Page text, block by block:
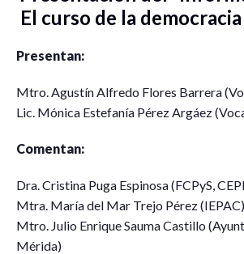
El curso de la
Presentan:
Mtro. Agustín Alfredo Flores Barrera
Lic. Mónica Estefanía Pérez Argáez
Comentan:
Dra. Cristina Puga Espinosa (FCPyS,
Mtra. María del Mar Trejo Pérez (IEPAC)
Mtro. Julio Enrique Sauma Castillo
Mérida)